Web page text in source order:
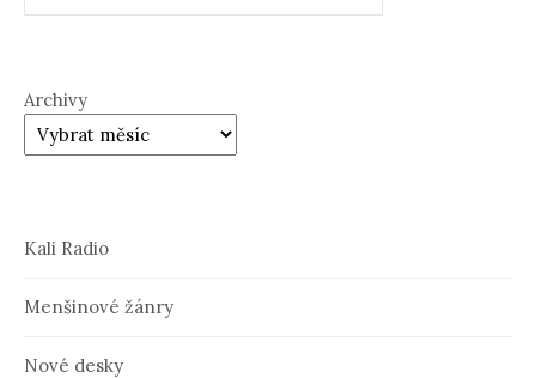
Archivy
Kali Radio
Menšinové žánry
Nové desky